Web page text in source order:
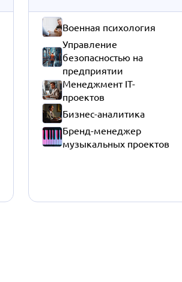
Военная психология
Управление
безопасностью на
предприятии
Менеджмент IT-
проектов
Бизнес-аналитика
Бренд-менеджер
музыкальных проектов